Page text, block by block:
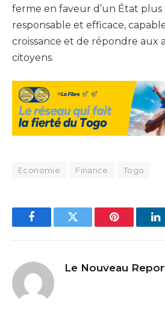
ferme en faveur d’un État
responsable et efficace,
croissance et de répondre aux
citoyens.
Economie Finance Togo
FacebookTwitter Pinterest
Le Nouveau